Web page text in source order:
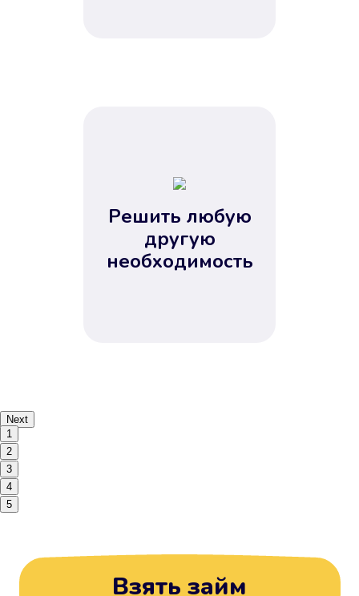
Решить любую
другую
необходимость
Next
1
2
3
4
5
Взять займ